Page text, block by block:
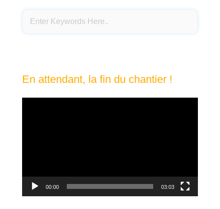
En attendant, la fin du chantier !
00:00 03:03